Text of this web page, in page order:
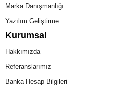
Marka Danışmanlığı
Yazılım Geliştirme
Kurumsal
Hakkımızda
Referanslarımız
Banka Hesap Bilgileri